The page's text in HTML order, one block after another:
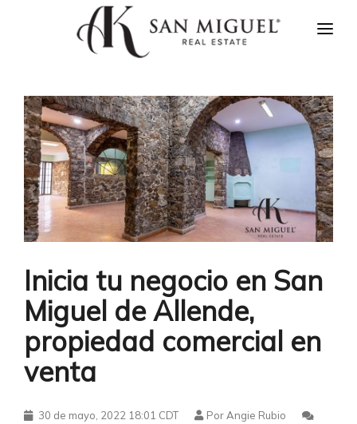
NOTICIAS
PROPIEDADES
AGENTES
CONÓCENOS
CONTACTO
ENGLISH
Inicia tu negocio en San
Miguel de Allende,
propiedad comercial en
venta
30 de mayo, 2022 18:01 CDT PorAngie Rubio